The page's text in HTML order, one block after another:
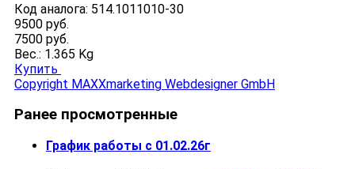
Код аналога: 514.1011010-30
9500 руб.
7500 руб.
Вес.: 1.365 Kg
Купить
Copyright MAXXmarketing Webdesigner GmbH
Ранее просмотренные
График работы с 01.02.26г